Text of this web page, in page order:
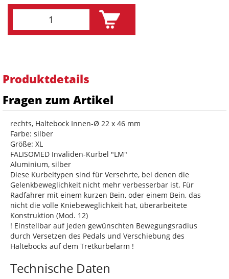
Produktdetails
Fragen zum Artikel
rechts, Haltebock Innen-Ø 22 x 46 mm
Farbe: silber
Größe: XL
FALISOMED Invaliden-Kurbel "LM"
Aluminium, silber
Diese Kurbeltypen sind für Versehrte, bei denen die
Gelenkbeweglichkeit nicht mehr verbesserbar ist. Für
Radfahrer mit einem kurzen Bein, oder einem Bein, das
nicht die volle Kniebeweglichkeit hat, überarbeitete
Konstruktion (Mod. 12)
! Einstellbar auf jeden gewünschten Bewegungsradius
durch Versetzen des Pedals und Verschiebung des
Haltebocks auf dem Tretkurbelarm !
Technische Daten